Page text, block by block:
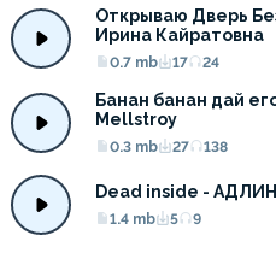
Открываю Дверь
Ирина Кайратовна
0.7 mb 17 24
Банан банан дай
Mellstroy
0.3 mb 27 138
Dead inside - АДЛИН
1.4 mb 5 9